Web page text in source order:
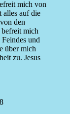
mich von
alles auf die
den
mich
und
über mich
zu. Jesus